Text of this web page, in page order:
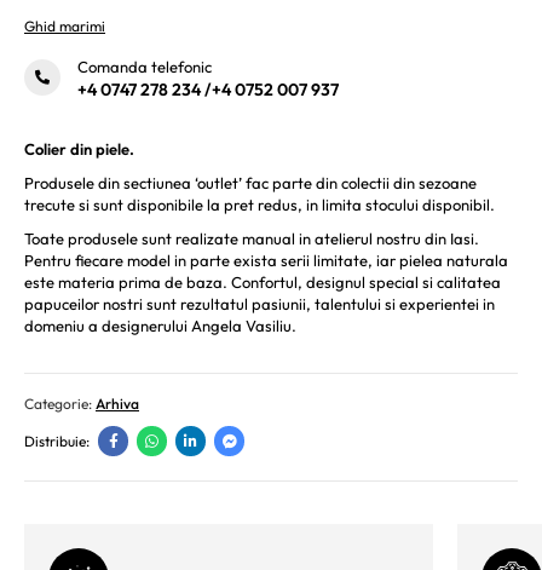
Ghid marimi
Comanda telefonic
+4 0747 278 234/+4 0752 007 937
Colier din piele.
Produsele din sectiunea ‘outlet’ fac parte din colectii din sezoane
trecute si sunt disponibile la pret redus, in limita stocului disponibil.
Toate produsele sunt realizate manual in atelierul nostru din Iasi.
Pentru fiecare model in parte exista serii limitate, iar pielea naturala
este materia prima de baza. Confortul, designul special si calitatea
papuceilor nostri sunt rezultatul pasiunii, talentului si experientei in
domeniu a designerului Angela Vasiliu.
Categorie: Arhiva
Distribuie: